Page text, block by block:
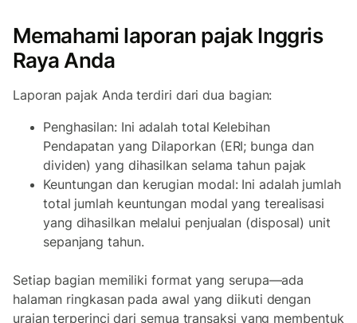
Memahami laporan pajak Inggris
Raya Anda
Laporan pajak Anda terdiri dari dua bagian:
Penghasilan: Ini adalah total Kelebihan
Pendapatan yang Dilaporkan (ERI; bunga dan
dividen) yang dihasilkan selama tahun pajak
Keuntungan dan kerugian modal: Ini adalah jumlah
total jumlah keuntungan modal yang terealisasi
yang dihasilkan melalui penjualan (disposal) unit
sepanjang tahun.
Setiap bagian memiliki format yang serupa—ada
halaman ringkasan pada awal yang diikuti dengan
uraian terperinci dari semua transaksi yang membentuk